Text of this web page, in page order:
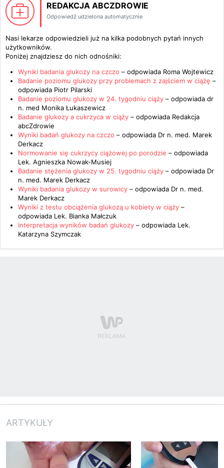
REDAKCJA ABCZDROWIE
Odpowiedź udzielona automatycznie
Nasi lekarze odpowiedzieli już na kilka podobnych pytań innych
użytkowników.
Poniżej znajdziesz do nich odnośniki:
Wyniki badania glukozy na czczo – odpowiada Roma Wojtewicz
Badanie poziomu glukozy przy problemach z zajściem w ciążę –
odpowiada Piotr Pilarski
Badanie poziomu glukozy w 24. tygodniu ciąży – odpowiada dr
n. med Monika Łukaszewicz
Badanie glukozy a cukrzyca w ciąży – odpowiada Redakcja
abcZdrowie
Wyniki badań glukozy na czczo – odpowiada Dr n. med. Marek
Derkacz
Normowanie się cukrzycy ciążowej po porodzie – odpowiada
Lek. Agnieszka Nowak-Musiej
Badanie stężenia glukozy w 25. tygodniu ciąży – odpowiada Dr
n. med. Marek Derkacz
Wyniki badania glukozy w surowicy – odpowiada Dr n. med.
Marek Derkacz
Wyniki z testu obciążenia glukozą u kobiety w ciąży –
odpowiada Lek. Bianka Małczuk
Interpretacja wyników badań glukozy – odpowiada Lek.
Katarzyna Szymczak
ARTYKUŁY